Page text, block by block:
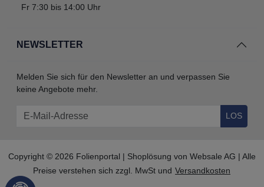
NEWSLETTER
Melden Sie sich für den Newsletter an und verpassen Sie
keine Angebote mehr.
LOS
Fr 7:30 bis 14:00 Uhr
Copyright © 2026 Folienportal | Shoplösung von Websale AG | Alle
Preise verstehen sich zzgl. MwSt und Versandkosten